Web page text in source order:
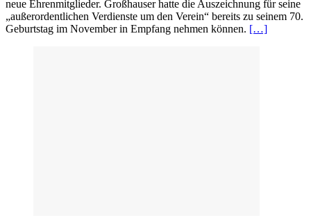
neue Ehrenmitglieder. Großhauser hatte die Auszeichnung für seine
„außerordentlichen Verdienste um den Verein“ bereits zu seinem 70.
Geburtstag im November in Empfang nehmen können. […]